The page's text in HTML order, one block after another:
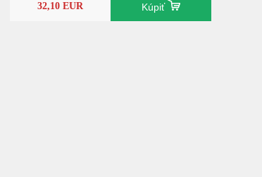
32,10 EUR Kúpiť